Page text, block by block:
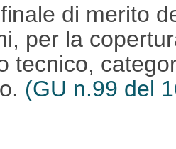
di merito
per la
tecnico,
(GU n.99 del